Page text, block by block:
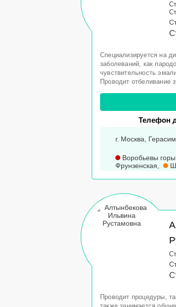
Специализируется на
заболеваний, как
чувствительность
Проводит отбеливание
Телефон
г. Москва,
Воробьевы горы
Фрунзенская
Проводит процедуры,